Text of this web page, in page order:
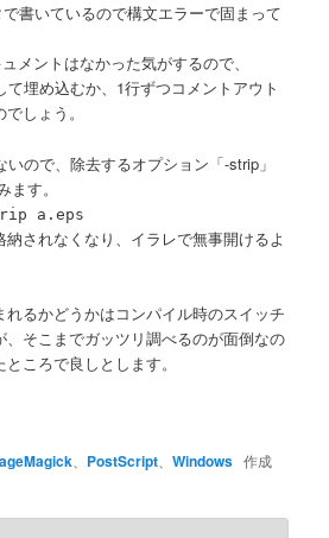
書いているので構文エラーで固まって
メントはなかった気がするので、
埋め込むか、1行ずつコメントアウト
しょう。
ので、除去するオプション「-strip」
す。
a.eps
納されなくなり、イラレで無事開けるよ
るかどうかはコンパイル時のスイッチ
そこまでガッツリ調べるのが面倒なの
ころで良しとします。
PostScript 、Windows 作成